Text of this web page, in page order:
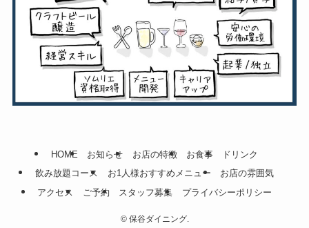
HOME お知らせ お店の特徴 お食事
ドリンク
飲み放題コース
お1人様おすすめメニュー
お店の雰囲気
アクセス
ご予約 スタッフ募集 プライバシーポリシー
©保谷ダイニング.